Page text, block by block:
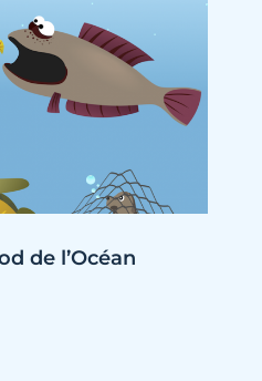
de l’Océan